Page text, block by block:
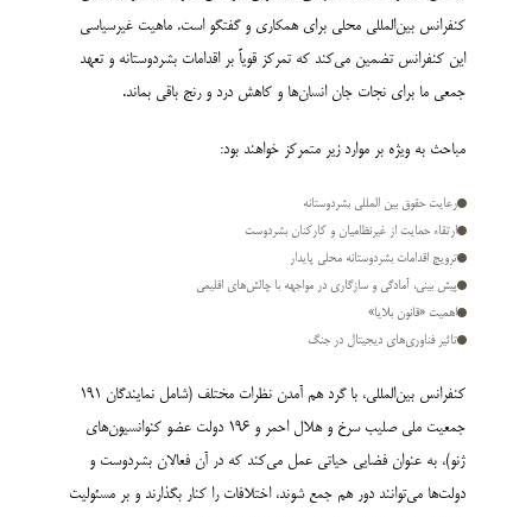
کنفرانس بین‌المللی محلی برای همکاری و گفتگو است. ماهیت غیرسیاسی
این کنفرانس تضمین می‌کند که تمرکز قویاً بر اقدامات بشردوستانه و تعهد
جمعی ما برای نجات جان انسان‌ها و کاهش درد و رنج باقی بماند.
مباحث به ویژه بر موارد زیر متمرکز خواهند بود:
رعایت حقوق بین المللی بشردوستانه
ارتقاء حمایت از غیرنظامیان و کارکنان بشردوست
ترویج اقدامات بشردوستانه محلی پایدار
پیش بینی، آمادگی و سازگاری در مواجهه با چالش‌های اقلیمی
اهمیت «قانون بلایا»
تاثیر فناوری‌های دیجیتال در جنگ
کنفرانس بین‌المللی، با گرد هم آمدن نظرات مختلف (شامل نمایندگان 191
جمعیت ملی صلیب سرخ و هلال احمر و 196 دولت عضو کنوانسیون‌های
ژنو)، به عنوان فضایی حیاتی عمل می‌کند که در آن فعالان بشردوست و
دولت‌ها می‌توانند دور هم جمع شوند، اختلافات را کنار بگذارند و بر مسئولیت